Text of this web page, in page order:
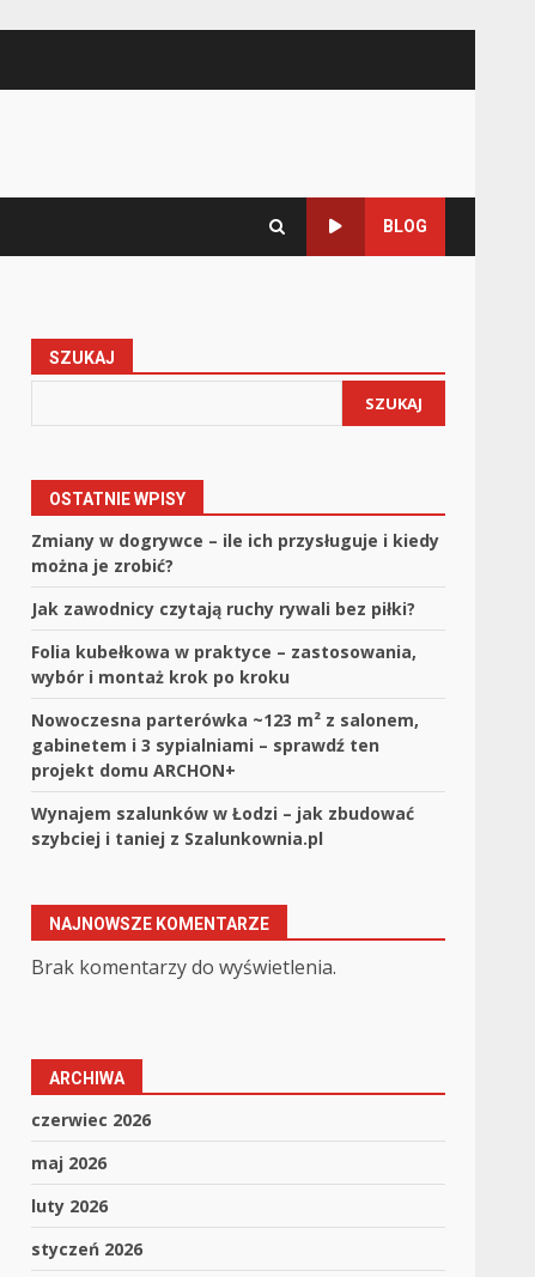
BLOG
SZUKAJ
SZUKAJ
OSTATNIE WPISY
Zmiany w dogrywce – ile ich przysługuje i kiedy
można je zrobić?
Jak zawodnicy czytają ruchy rywali bez piłki?
Folia kubełkowa w praktyce – zastosowania,
wybór i montaż krok po kroku
Nowoczesna parterówka ~123 m² z salonem,
gabinetem i 3 sypialniami – sprawdź ten
projekt domu ARCHON+
Wynajem szalunków w Łodzi – jak zbudować
szybciej i taniej z Szalunkownia.pl
NAJNOWSZE KOMENTARZE
Brak komentarzy do wyświetlenia.
ARCHIWA
czerwiec 2026
maj 2026
luty 2026
styczeń 2026